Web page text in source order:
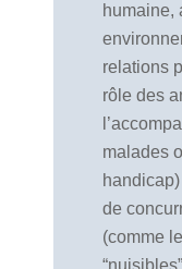
humaine,
relations
rôle des
malades
de
(comme